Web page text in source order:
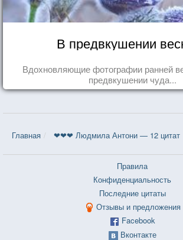
В предвкушении
Вдохновляющие фотографии ранней
предвкушении чуда...
Главная ❤❤❤ Людмила Антони — 12 цитат
Правила
Конфиденциальность
Последние цитаты
Отзывы и предложения
Facebook
Вконтакте